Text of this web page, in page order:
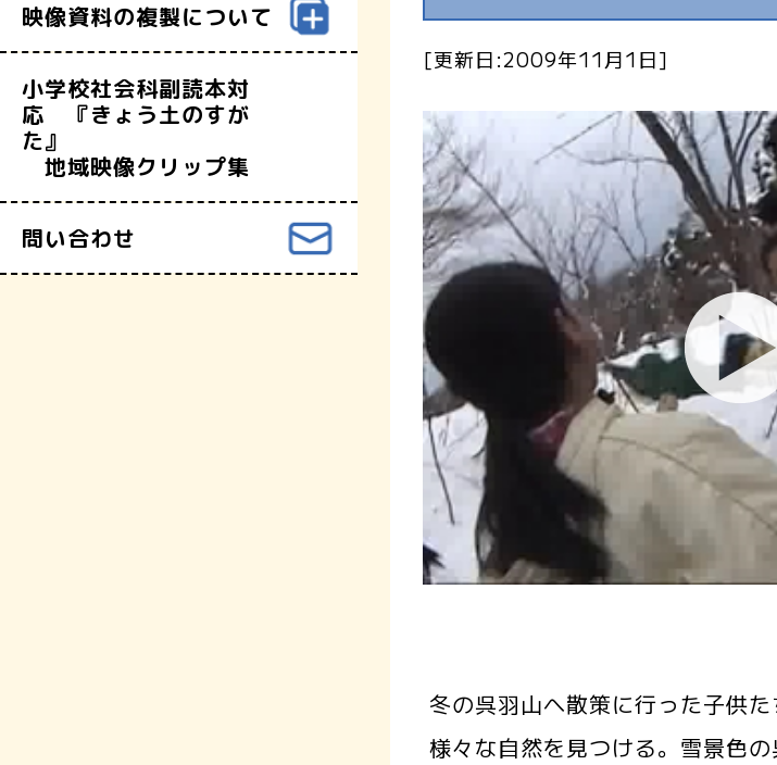
映像資料の複製について
小学校社会科副読本対
応 『きょう土のすが
た』
地域映像クリップ集
問い合わせ
[更新日:2009年11月1日]
冬の呉羽山へ散策に行った子供
様々な自然を見つける。雪景色